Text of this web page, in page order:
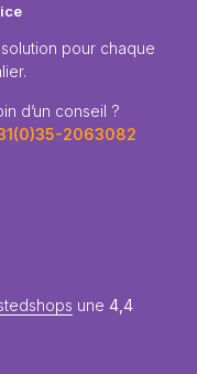
pour chaque
d’un conseil ?
2063082
une 4,4